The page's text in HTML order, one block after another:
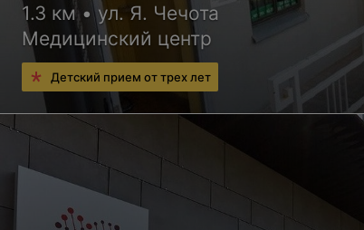
1.3 км • ул. Я. Чечота
Медицинский центр
Детский прием от трех лет